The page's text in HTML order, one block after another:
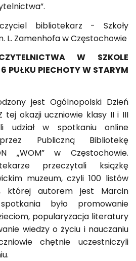
bibliotekarz - Szkoły
L. Zamenhofa w Częstochowie
W SZKOLE
PUŁKU PIECHOTY W STARYM
jest Ogólnopolski Dzień
tej okazji uczniowie klasy II i III
udział w spotkaniu online
Publiczną Bibliotekę
„WOM” w Częstochowie.
przeczytali książkę
muzeum, czyli 100 listów
której autorem jest Marcin
było promowanie
popularyzacja literatury
wiedzy o życiu i nauczaniu
chętnie uczestniczyli